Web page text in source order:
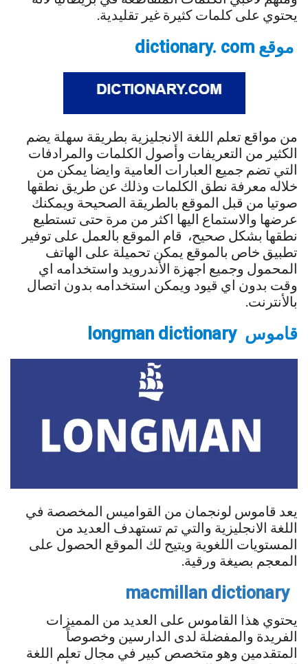
يحتوي على كلمات كثيرة غير تقليدية.
موقع dictionary. com
من مواقع تعلم اللغة الانجليزية بطريقة سهلة يضم
الكثير من التعريفات وأصول الكلمات والمرادفات
التي تضم جميع العبارات العامية وايضا يمكن من
خلاله معرفة نطق الكلمات وذلك عن طريق نطقها
صوتيا من قبل الموقع بالطريقة الصحيحة ويمكنك
عرضها والاستماع اليها اكثر من مرة حتى تستطيع
نطقها بشكل صحيح، قام الموقع بالعمل على توفير
تطبيق خاص بالموقع يمكن تحميلة على الهاتف
المحمول وجميع اجهزة الأندرويد واستخدامه اي
وقت بدون اي قيود ويمكن استخدامه بدون اتصال
بالأنترنت.
قاموس longman dictionary
يعد قاموس لونجمان من القواميس المخصصة في
اللغة الانجليزية والتي تم تستهدف العديد من
المستويات اللغوية ويتيح لك الموقع الحصول على
المعجم بصيغة ورقية.
macmillan dictionary
يحتوي هذا القاموس على العديد من المميزات
الفريدة والمفضلة لدى الدارسين وخصوصاً
المتقدمين وهو متخصص كبير في مجال تعلم اللغة